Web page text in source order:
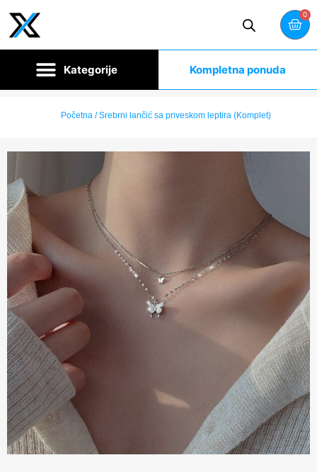
0
Kompletna ponuda
Početna/ Srebrni lančić sa priveskom leptira (Komplet)